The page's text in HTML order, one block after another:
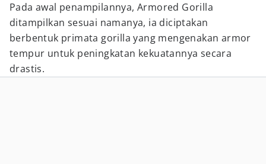
Pada awal penampilannya, Armored Gorilla
ditampilkan sesuai namanya, ia diciptakan
berbentuk primata gorilla yang mengenakan armor
tempur untuk peningkatan kekuatannya secara
drastis.